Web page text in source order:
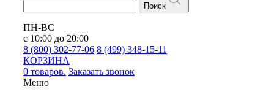
Поиск
ПН-ВС
с 10:00 до 20:00
8 (800) 302-77-06 8 (499) 348-15-11
КОРЗИНА
0 товаров. Заказать звонок
Меню